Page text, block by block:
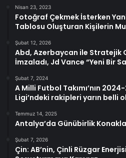
Nisan 23, 2023
Fotoğraf Çekmek İsterken
Tablosu Oluşturan Kişilerin
Şubat 12, 2026
Abd, Azerbaycan ile Stratejik
İmzaladı, Jd Vance “Yeni Bir
Şubat 7, 2024
A Milli Futbol Takımı’nın
Ligi’ndeki rakipleri yarın belli
Temmuz 14, 2025
Antalya’da Günübirlik
Şubat 7, 2026
Çin: AB’nin, Çinli Rüzgar